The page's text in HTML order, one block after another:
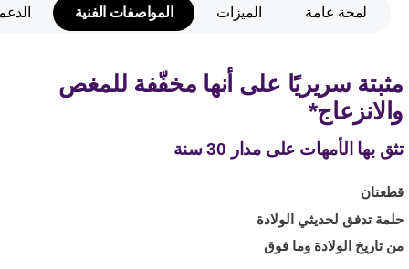
لمحة عامة الميزات المواصفات الفنية
مثبتة سريريًا على أنها مخفّفة للمغص
والانزعاج*
تثق بها الأمهات على مدار 30 سنة
قطعتان
حلمة تدفق لحديثي الولادة
من تاريخ الولادة وما فوق